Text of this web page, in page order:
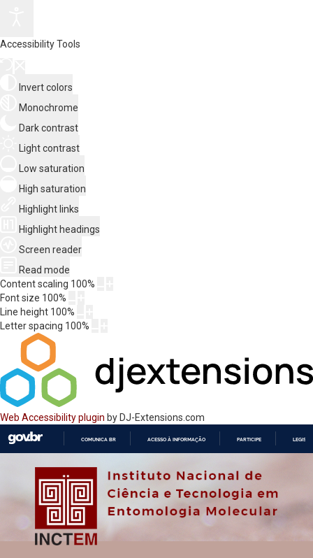
Accessibility Tools
Invert colors
Monochrome
Dark contrast
Light contrast
Low saturation
High saturation
Highlight links
Highlight headings
Screen reader
Read mode
Content scaling 100%
Font size 100%
Line height 100%
Letter spacing 100%
Web Accessibility plugin by DJ-Extensions.com
O
COMUNICA BR ACESSO À INFORMAÇÃO PARTICIPE